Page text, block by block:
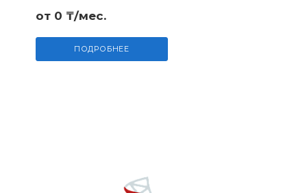
от 0 ₸/мес.
ПОДРОБНЕЕ